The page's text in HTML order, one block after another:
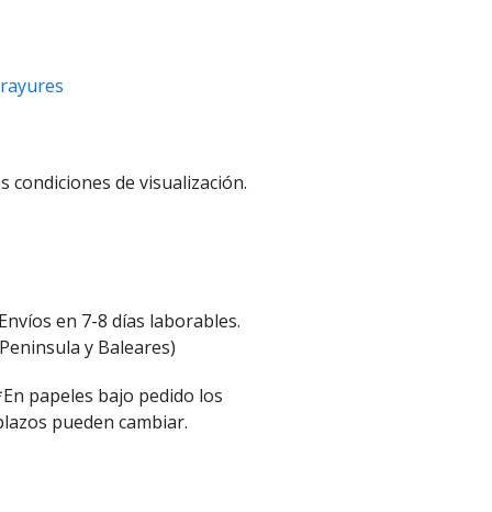
condiciones de visualización.
en 7-8 días laborables.
y Baleares)
papeles bajo pedido los
pueden cambiar.